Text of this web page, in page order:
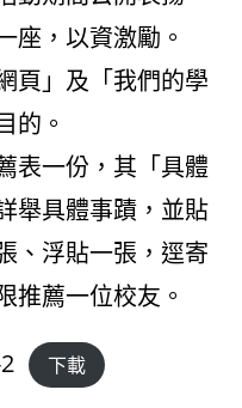
座，以資激勵。
頁」及「我們的學
的。
表一份，其「具體
舉具體事蹟，並貼
、浮貼一張，逕寄
推薦一位校友。
下載